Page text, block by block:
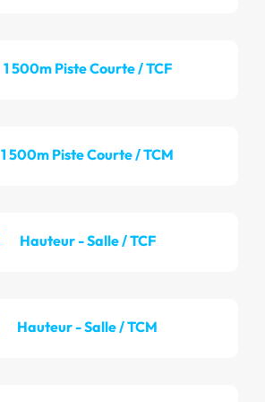
1 500m Piste Courte / TCF
1 500m Piste Courte / TCM
Hauteur - Salle / TCF
Hauteur - Salle / TCM